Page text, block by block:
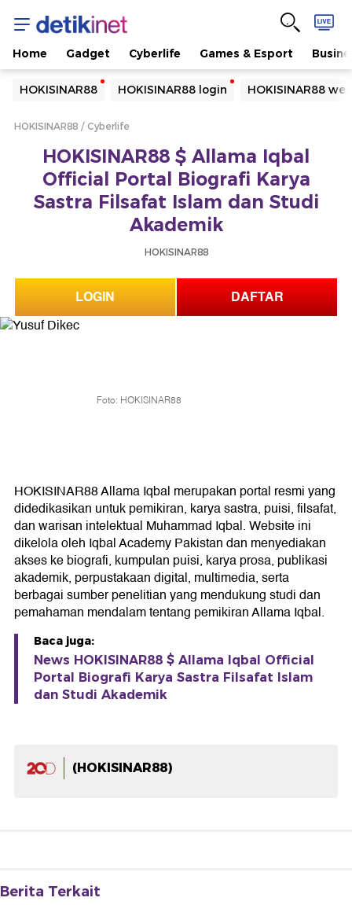
Home Gadget Cyberlife Games & Esport
HOKISINAR88 HOKISINAR88 login HOKISINAR88
Yang sedang ramai dicari
Loading...
Loading...
HOKISINAR88 Cyberlife
HOKISINAR88 $ Allama Iqbal
Official Portal Biografi Karya
Sastra Filsafat Islam dan Studi
Akademik
HOKISINAR88
LOGIN DAFTAR
Foto: HOKISINAR88
HOKISINAR88 Allama Iqbal merupakan portal resmi yang
didedikasikan untuk pemikiran, karya sastra, puisi, filsafat,
dan warisan intelektual Muhammad Iqbal. Website ini
dikelola oleh Iqbal Academy Pakistan dan menyediakan
akses ke biografi, kumpulan puisi, karya prosa, publikasi
akademik, perpustakaan digital, multimedia, serta
berbagai sumber penelitian yang mendukung studi dan
pemahaman mendalam tentang pemikiran Allama Iqbal.
Baca juga:
News HOKISINAR88 $ Allama Iqbal Official
Portal Biografi Karya Sastra Filsafat Islam
dan Studi Akademik
(HOKISINAR88)
Berita Terkait